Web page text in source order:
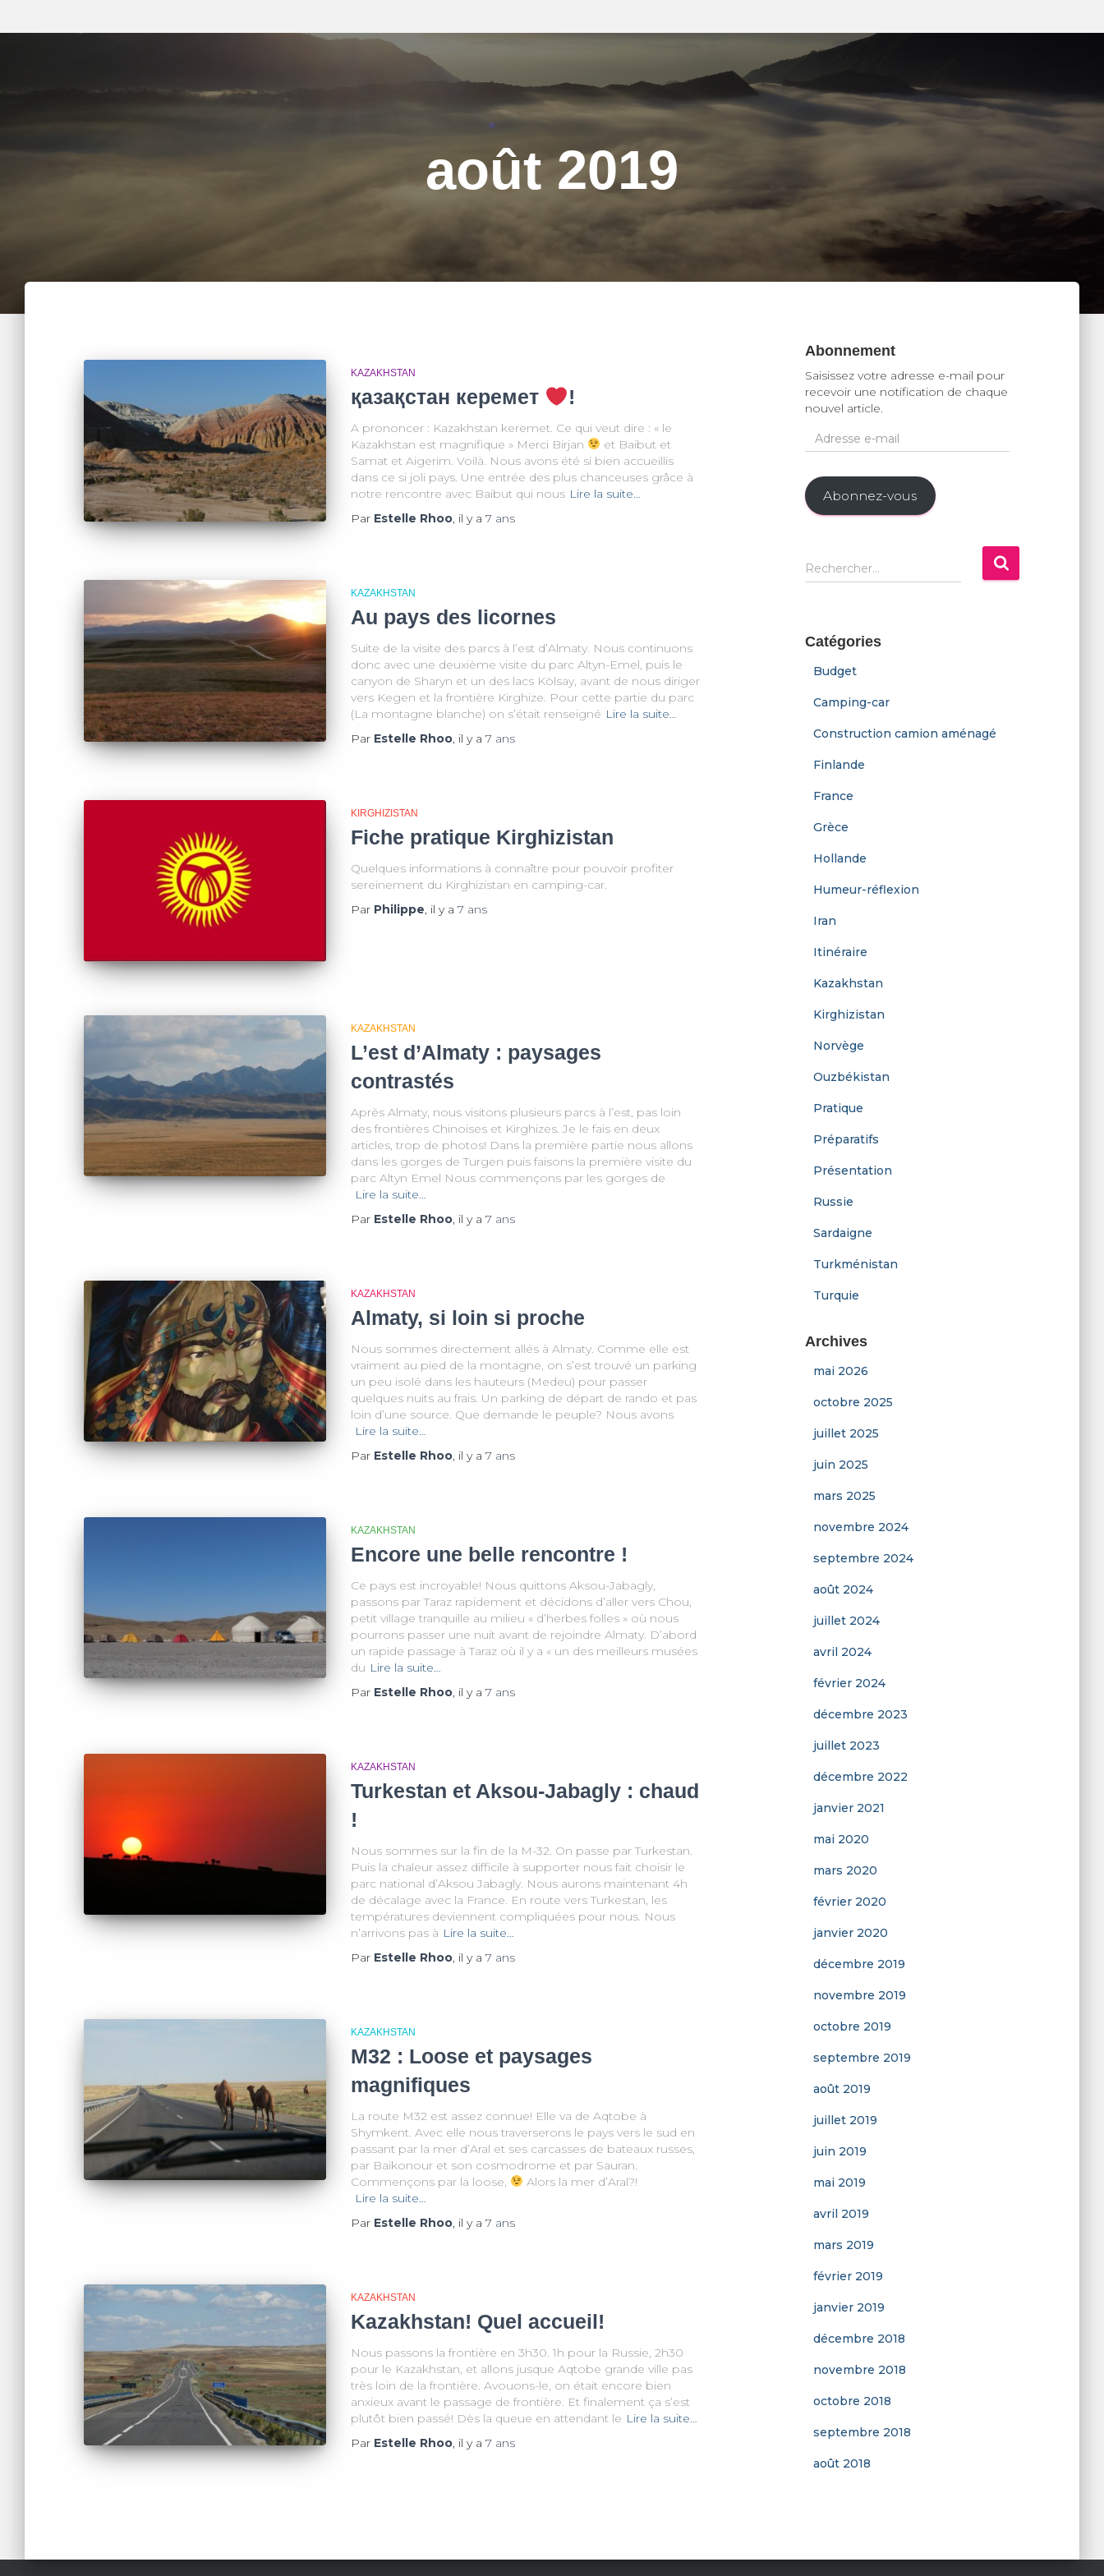
août 2019
KAZAKHSTAN
қазақстан керемет !
A prononcer : Kazakhstan keremet. Ce qui veut dire : « le
Kazakhstan est magnifique » Merci Birjan
et Baibut et
Samat et Aigerim. Voilà. Nous avons été si bien accueillis
dans ce si joli pays. Une entrée des plus chanceuses grâce à
notre rencontre avec Baibut qui nous Lire la suite…
Par Estelle Rhoo, il y a 7 ans
KAZAKHSTAN
Au pays des licornes
Suite de la visite des parcs à l’est d’Almaty. Nous continuons
donc avec une deuxième visite du parc Altyn-Emel, puis le
canyon de Sharyn et un des lacs Kölsay, avant de nous diriger
vers Kegen et la frontière Kirghize. Pour cette partie du parc
(La montagne blanche) on s’était renseigné Lire la suite…
Par Estelle Rhoo, il y a 7 ans
KIRGHIZISTAN
Fiche pratique Kirghizistan
Quelques informations à connaître pour pouvoir profiter
sereinement du Kirghizistan en camping-car.
Par Philippe, il y a 7 ans
KAZAKHSTAN
L’est d’Almaty : paysages
contrastés
Après Almaty, nous visitons plusieurs parcs à l’est, pas loin
des frontières Chinoises et Kirghizes. Je le fais en deux
articles, trop de photos! Dans la première partie nous allons
dans les gorges de Turgen puis faisons la première visite du
parc Altyn Emel Nous commençons par les gorges de
Lire la suite…
Par Estelle Rhoo, il y a 7 ans
KAZAKHSTAN
Almaty, si loin si proche
Nous sommes directement allés à Almaty. Comme elle est
vraiment au pied de la montagne, on s’est trouvé un parking
un peu isolé dans les hauteurs (Medeu) pour passer
quelques nuits au frais. Un parking de départ de rando et pas
loin d’une source. Que demande le peuple? Nous avons
Lire la suite…
Par Estelle Rhoo, il y a 7 ans
KAZAKHSTAN
Encore une belle rencontre !
Ce pays est incroyable! Nous quittons Aksou-Jabagly,
passons par Taraz rapidement et décidons d’aller vers Chou,
petit village tranquille au milieu « d’herbes folles » où nous
pourrons passer une nuit avant de rejoindre Almaty. D’abord
un rapide passage à Taraz où il y a « un des meilleurs musées
du Lire la suite…
Par Estelle Rhoo, il y a 7 ans
KAZAKHSTAN
Turkestan et Aksou-Jabagly : chaud
!
Nous sommes sur la fin de la M-32. On passe par Turkestan.
Puis la chaleur assez difficile à supporter nous fait choisir le
parc national d’Aksou Jabagly. Nous aurons maintenant 4h
de décalage avec la France. En route vers Turkestan, les
températures deviennent compliquées pour nous. Nous
n’arrivons pas à Lire la suite…
Par Estelle Rhoo, il y a 7 ans
KAZAKHSTAN
M32 : Loose et paysages
magnifiques
La route M32 est assez connue! Elle va de Aqtobe à
Shymkent. Avec elle nous traverserons le pays vers le sud en
passant par la mer d’Aral et ses carcasses de bateaux russes,
par Baikonour et son cosmodrome et par Sauran.
Commençons par la loose,
Alors la mer d’Aral?!
Lire la suite…
Par Estelle Rhoo, il y a 7 ans
KAZAKHSTAN
Kazakhstan! Quel accueil!
Nous passons la frontière en 3h30. 1h pour la Russie, 2h30
pour le Kazakhstan, et allons jusque Aqtobe grande ville pas
très loin de la frontière. Avouons-le, on était encore bien
anxieux avant le passage de frontière. Et finalement ça s’est
plutôt bien passé! Dès la queue en attendant le Lire la suite…
Par Estelle Rhoo, il y a 7 ans
Abonnement
Saisissez votre adresse e-mail pour
recevoir une notification de chaque
nouvel article.
d
e
s
s
-
m
Abonnez-vous
R
e
r
Rechercher…
Catégories
Budget
Camping-car
Construction camion aménagé
Finlande
France
Grèce
Hollande
Humeur-réflexion
Iran
Itinéraire
Kazakhstan
Kirghizistan
Norvège
Ouzbékistan
Pratique
Préparatifs
Présentation
Russie
Sardaigne
Turkménistan
Turquie
Archives
mai 2026
octobre 2025
juillet 2025
juin 2025
mars 2025
novembre 2024
septembre 2024
août 2024
juillet 2024
avril 2024
février 2024
décembre 2023
juillet 2023
décembre 2022
janvier 2021
mai 2020
mars 2020
février 2020
janvier 2020
décembre 2019
novembre 2019
octobre 2019
septembre 2019
août 2019
juillet 2019
juin 2019
mai 2019
avril 2019
mars 2019
février 2019
janvier 2019
décembre 2018
novembre 2018
octobre 2018
septembre 2018
août 2018